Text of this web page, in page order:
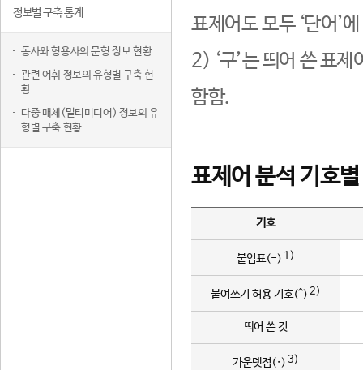
정보별 구축 통계
동사와 형용사의 문형 정보 현황
관련 어휘 정보의 유형별 구축 현
황
다중 매체(멀티미디어) 정보의 유
형별 구축 현황
표제어도 모두 ‘단어’
2) ‘구’는 띄어 쓴 표
함함.
표제어 분석 기호
기호
붙임표(-) 1)
붙여쓰기 허용 기호(^) 2)
띄어 쓴 것
가운뎃점(·) 3)